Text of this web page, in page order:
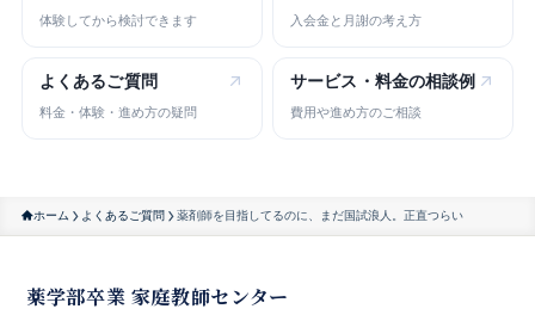
体験してから検討できます 入会金と月謝の考え方
よくあるご質問
料金・体験・進め方の疑問
サービス・ 料金の相談例
費用や進め方のご相談
ホーム よくあるご質問 薬剤師を目指してるのに、まだ国試浪人。正直つらい
薬学部卒業 家庭教師センター